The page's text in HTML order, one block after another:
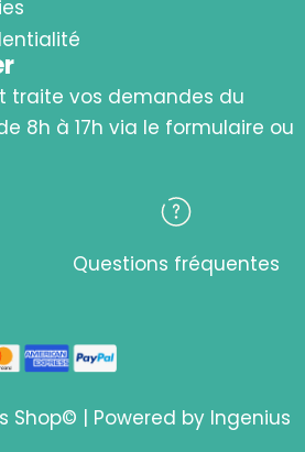
traite vos demandes du
8h à 17h via le formulaire ou
Questions fréquentes
Shop© | Powered by Ingenius